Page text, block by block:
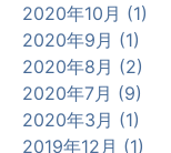
2020年10月 (1)
2020年9月 (1)
2020年8月 (2)
2020年7月 (9)
2020年3月 (1)
2019年12月 (1)